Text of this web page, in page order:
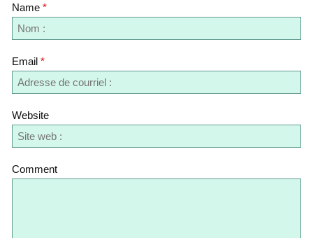
Name *
Email *
Website
Comment